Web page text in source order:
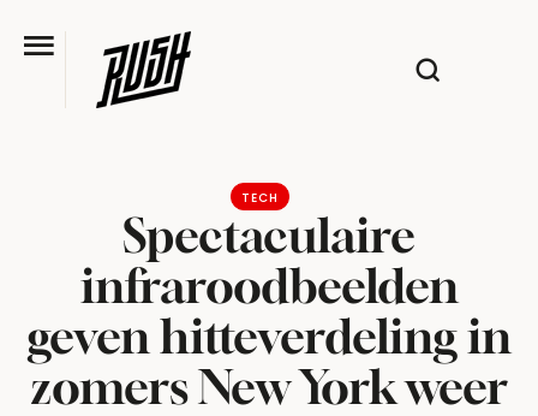
TECH
Spectaculaire
infraroodbeelden
geven hitteverdeling in
zomers New York weer